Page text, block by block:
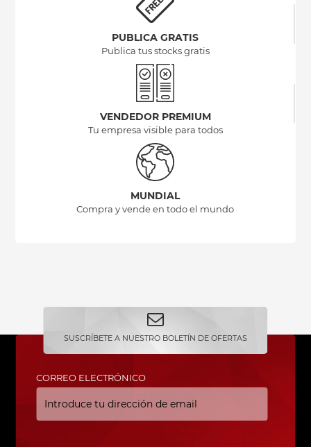
PUBLICA GRATIS
Publica tus stocks gratis
VENDEDOR PREMIUM
Tu empresa visible para todos
MUNDIAL
Compra y vende en todo el mundo
SUSCRÍBETE A NUESTRO BOLETÍN DE OFERTAS
CORREO ELECTRÓNICO